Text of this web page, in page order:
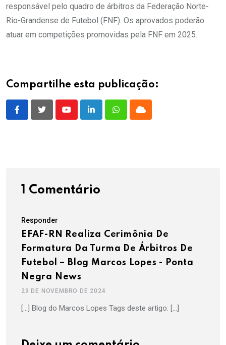
responsável pelo quadro de árbitros da Federação Norte-
Rio-Grandense de Futebol (FNF). Os aprovados poderão
atuar em competições promovidas pela FNF em 2025.
Compartilhe esta publicação:
YoutubeLinkedInWhatsappCloud
1 Comentário
Responder
EFAF-RN Realiza Cerimônia De
Formatura Da Turma De Árbitros De
Futebol – Blog Marcos Lopes - Ponta
Negra News
29 DE NOVEMBRO DE 2024
[…] Blog do Marcos Lopes Tags deste artigo: […]